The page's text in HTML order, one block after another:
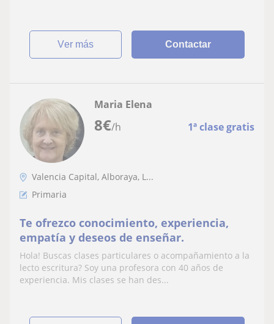
ver más Contactar
8€/h 1ª clase gratis
Maria Elena
Valencia Capital, Alboraya, L...
Primaria
Te ofrezco conocimiento, experiencia,
empatía y deseos de enseñar.
Hola! Buscas clases particulares o acompañamiento a la
lecto escritura? Soy una profesora con 40 años de
experiencia. Mis clases se han des...